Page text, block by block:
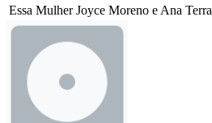
Essa Mulher Joyce Moreno e Ana Terra